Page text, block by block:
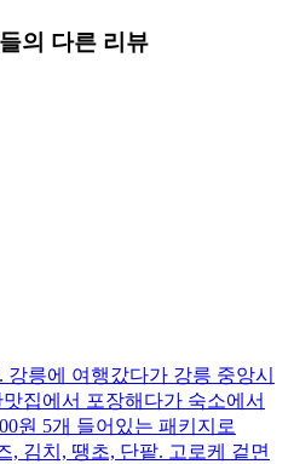
의 다른 리뷰
릉에 여행갔다가 강릉 중앙시
집에서 포장해다가 숙소에서
원 5개 들어있는 패키지로
, 김치, 땡초, 단팥. 고로케 겉면